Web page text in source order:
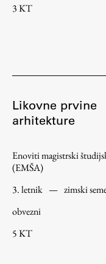
Zaključna dela
FA–ZA
Publikacije
AR – Arhitektura,
Igra ustvarjalnosti
3 KT
Likovne prvine
arhitekture
Enoviti magistrski
(EMŠA)
3. letnik — zimski
obvezni
5 KT